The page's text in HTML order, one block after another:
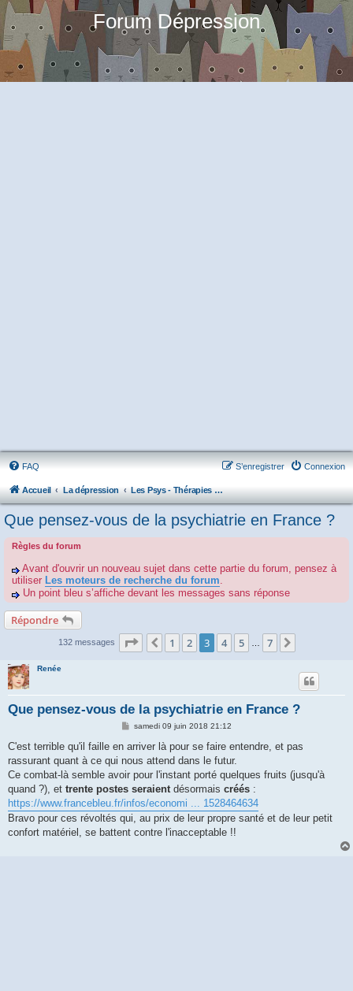
Forum Dépression
FAQ Connexion
S’enregistrer
Accueil La dépression Les Psys - Thérapies - Cliniques - Hôpitaux - Associations
Que pensez-vous de la psychiatrie en France ?
Règles du forum
Avant d'ouvrir un nouveau sujet dans cette partie du forum, pensez à
utiliser Les moteurs de recherche du forum.
Un point bleu s’affiche devant les messages sans réponse
Répondre
132 messages Page sur7
Précédente
1 2 3 4 5 7
Renée
Que pensez-vous de la psychiatrie en France ?
M
s
a
g
e
samedi 09 juin 2018 21:12
C'est terrible qu'il faille en arriver là pour se faire entendre, et pas
rassurant quant à ce qui nous attend dans le futur.
Ce combat-là semble avoir pour l'instant porté quelques fruits (jusqu'à
quand ?), et trente postes seraientdésormais créés :
https://www.francebleu.fr/infos/economi ... 1528464634
Bravo pour ces révoltés qui, au prix de leur propre santé et de leur petit
confort matériel, se battent contre l'inacceptable !!